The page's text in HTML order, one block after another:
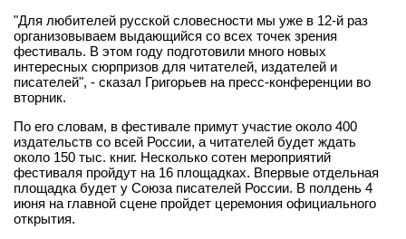
"Для любителей русской словесности мы уже в 12-й раз
организовываем выдающийся со всех точек зрения
фестиваль. В этом году подготовили много новых
интересных сюрпризов для читателей, издателей и
писателей", - сказал Григорьев на пресс-конференции во
вторник.
По его словам, в фестивале примут участие около 400
издательств со всей России, а читателей будет ждать
около 150 тыс. книг. Несколько сотен мероприятий
фестиваля пройдут на 16 площадках. Впервые отдельная
площадка будет у Союза писателей России. В полдень 4
июня на главной сцене пройдет церемония официального
открытия.